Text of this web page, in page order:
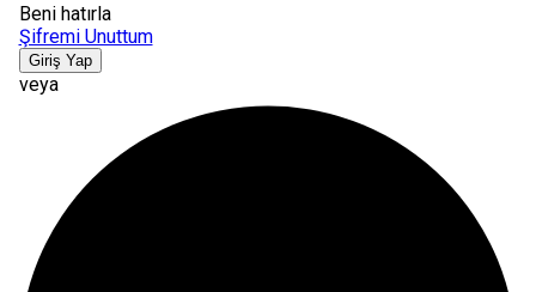
Beni hatırla
Şifremi Unuttum
Giriş Yap
veya